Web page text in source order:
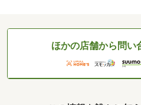
ほかの店舗から問い